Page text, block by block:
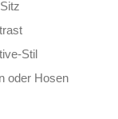
Stil
oder Hosen